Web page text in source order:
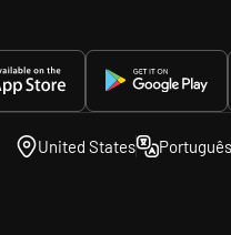
para os braços. Viaje por ar
United States